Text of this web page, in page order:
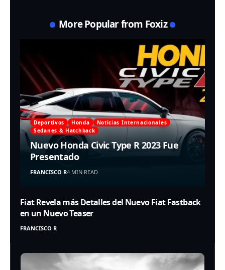
More Popular from Foxiz
Deportivos Honda
Noticias Internacionales
Sedanes & Hatchback
Nuevo Honda Civic Type R 2023 Fue
Presentado
FRANCISCO R4 MIN READ
Fiat Revela más Detalles del Nuevo Fiat Fastback
en un Nuevo Teaser
FRANCISCO R